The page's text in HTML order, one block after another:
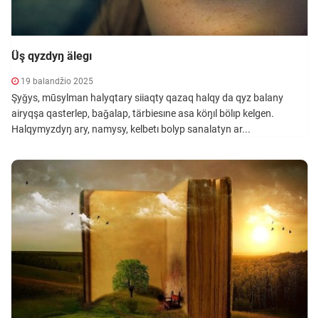
Üş qyzdyŋ älegı
19 balandžio 2025
Şyǧys, mūsylman halyqtary siiaqty qazaq halqy da qyz balany
airyqşa qasterlep, baǧalap, tärbiesıne asa köŋıl bölıp kelgen.
Halqymyzdyŋ ary, namysy, kelbetı bolyp sanalatyn ar...